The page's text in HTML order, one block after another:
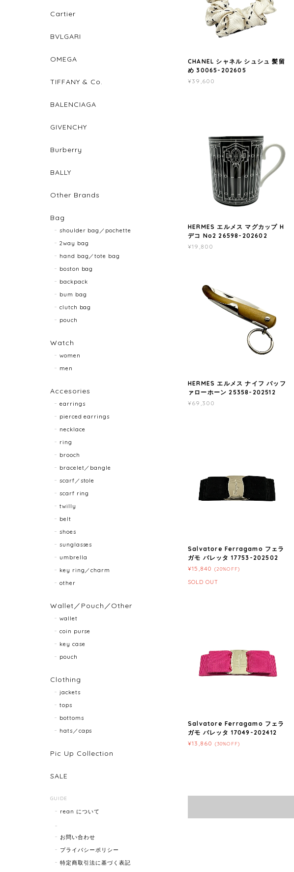
CHANEL シャネル シュシュ 髪留
め 30065-202605
¥39,600
HERMES エルメス マグカップ H
デコ No2 26598-202602
¥19,800
HERMES エルメス ナイフ バッフ
ァローホーン 25358-202512
¥69,300
Salvatore Ferragamo フェラ
ガモ バレッタ 17753-202502
¥15,840 (20%OFF)
SOLD OUT
Salvatore Ferragamo フェラ
ガモ バレッタ 17049-202412
¥13,860 (30%OFF)
Cartier
BVLGARI
OMEGA
TIFFANY & Co.
BALENCIAGA
GIVENCHY
Burberry
BALLY
Other Brands
Bag
shoulder bag／pochette
2way bag
hand bag／tote bag
boston bag
backpack
bum bag
clutch bag
pouch
Watch
women
men
Accesories
earrings
pierced earrings
necklace
ring
brooch
bracelet／bangle
scarf／stole
scarf ring
twilly
belt
shoes
sunglasses
umbrella
key ring／charm
other
Wallet／Pouch／Other
wallet
coin purse
key case
pouch
Clothing
jackets
tops
bottoms
hats／caps
Pic Up Collection
SALE
GUIDE
rean について
お問い合わせ
プライバシーポリシー
特定商取引法に基づく表記